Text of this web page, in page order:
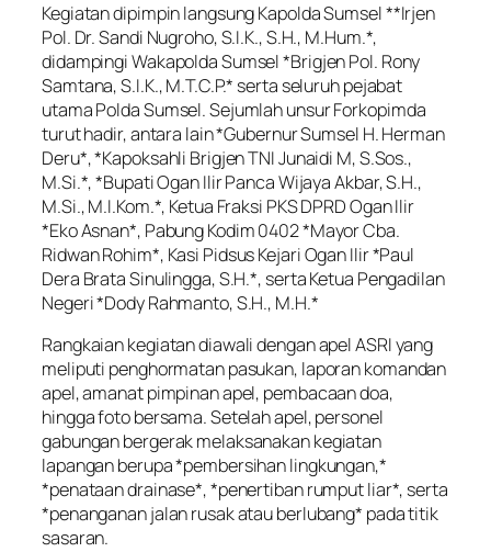
Kegiatan dipimpin langsung Kapolda Sumsel **Irjen
Pol. Dr. Sandi Nugroho, S.I.K., S.H., M.Hum.*,
didampingi Wakapolda Sumsel *Brigjen Pol. Rony
Samtana, S.I.K., M.T.C.P.* serta seluruh pejabat
utama Polda Sumsel. Sejumlah unsur Forkopimda
turut hadir, antara lain *Gubernur Sumsel H. Herman
Deru*, *Kapoksahli Brigjen TNI Junaidi M, S.Sos.,
M.Si.*, *Bupati Ogan Ilir Panca Wijaya Akbar, S.H.,
M.Si., M.I.Kom.*, Ketua Fraksi PKS DPRD Ogan Ilir
*Eko Asnan*, Pabung Kodim 0402 *Mayor Cba.
Ridwan Rohim*, Kasi Pidsus Kejari Ogan Ilir *Paul
Dera Brata Sinulingga, S.H.*, serta Ketua Pengadilan
Negeri *Dody Rahmanto, S.H., M.H.*
Rangkaian kegiatan diawali dengan apel ASRI yang
meliputi penghormatan pasukan, laporan komandan
apel, amanat pimpinan apel, pembacaan doa,
hingga foto bersama. Setelah apel, personel
gabungan bergerak melaksanakan kegiatan
lapangan berupa *pembersihan lingkungan,*
*penataan drainase*, *penertiban rumput liar*, serta
*penanganan jalan rusak atau berlubang* pada titik
sasaran.